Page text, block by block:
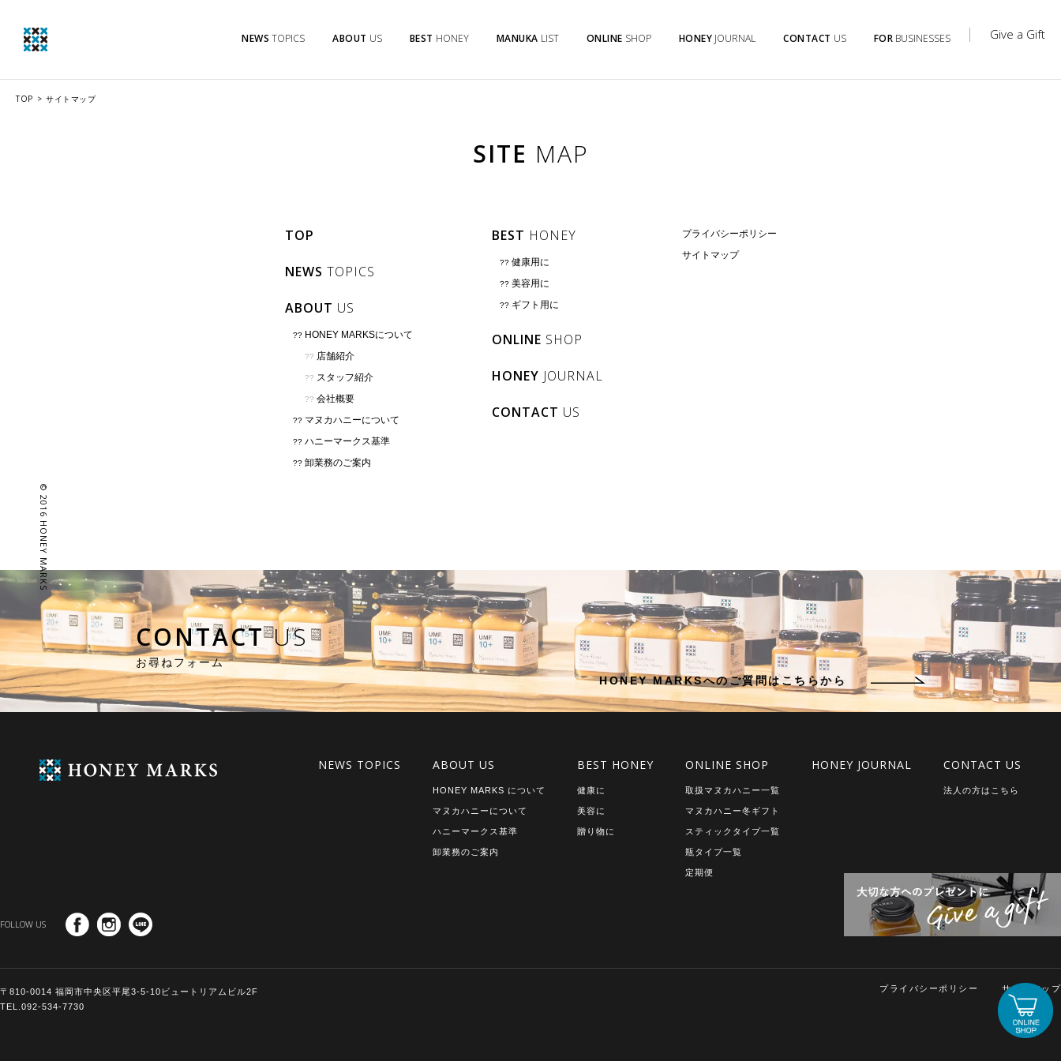
NEWS TOPICS ABOUT US BEST HONEY MANUKA LIST ONLINE SHOP HONEY JOURNAL CONTACT US FOR BUSINESSES Give a Gift
TOP サイトマップ
SITE MAP
TOP
NEWS TOPICS
ABOUT US
HONEY MARKSについて
店舗紹介
スタッフ紹介
会社概要
マヌカハニーについて
ハニーマークス基準
卸業務のご案内
BEST HONEY
健康用に
美容用に
ギフト用に
ONLINE SHOP
HONEY JOURNAL
CONTACT US
プライバシーポリシー
サイトマップ
CONTACTUS
お尋ねフォーム
HONEY MARKSへのご質問はこちらから
NEWS TOPICS ABOUT US
HONEY MARKS について
マヌカハニーについて
ハニーマークス基準
卸業務のご案内
BEST HONEY
健康に
美容に
贈り物に
ONLINE SHOP
取扱マヌカハニー一覧
マヌカハニー冬ギフト
スティックタイプ一覧
瓶タイプ一覧
定期便
HONEY JOURNAL CONTACT US
法人の方はこちら
FOLLOW US
〒810-0014 福岡市中央区平尾3-5-10ビュートリアムビル2F
TEL.092-534-7730
プライバシーポリシー サイトマップ
© 2016 HONEY MARKS